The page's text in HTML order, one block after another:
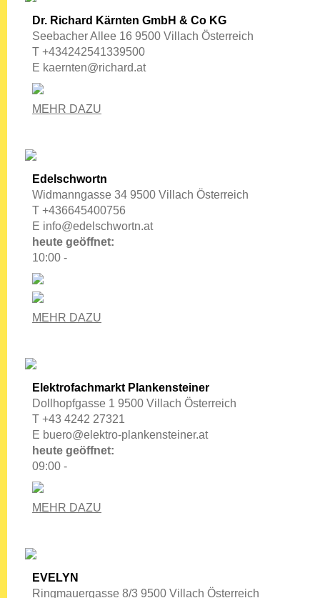
Dr. Richard Kärnten GmbH & Co KG
Seebacher Allee 16 9500 Villach Österreich
T +434242541339500
E kaernten@richard.at
MEHR DAZU
Edelschwortn
Widmanngasse 34 9500 Villach Österreich
T +436645400756
E info@edelschwortn.at
heute geöffnet:
10:00 -
MEHR DAZU
Elektrofachmarkt Plankensteiner
Dollhopfgasse 1 9500 Villach Österreich
T +43 4242 27321
E buero@elektro-plankensteiner.at
heute geöffnet:
09:00 -
MEHR DAZU
EVELYN
Ringmauergasse 8/3 9500 Villach Österreich